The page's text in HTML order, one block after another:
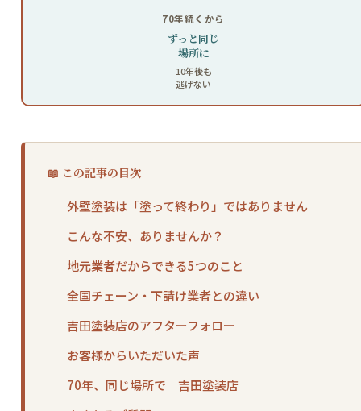
70年続くから
ずっと同じ
場所に
10年後も
逃げない
📖 この記事の目次
外壁塗装は「塗って終わり」ではありません
こんな不安、ありませんか？
地元業者だからできる5つのこと
全国チェーン・下請け業者との違い
吉田塗装店のアフターフォロー
お客様からいただいた声
70年、同じ場所で｜吉田塗装店